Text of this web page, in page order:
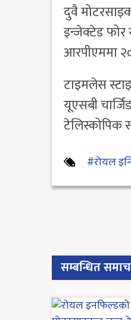
दुवै
इन्जेक्टेड
आरपीएममा
टाइमलेस
यूएसबी
टेलिस्कोपिक
#रोयल
सम्बन्धित